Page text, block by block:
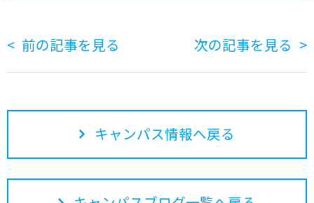
前の記事を見る 次の記事を見る
キャンパス情報へ戻る